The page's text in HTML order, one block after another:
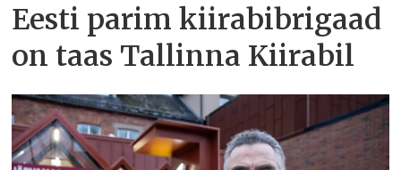
Eesti parim kiirabibrigaad
on taas Tallinna Kiirabil